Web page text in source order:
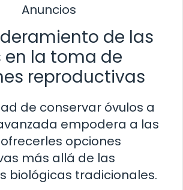
Anuncios
de las
en la toma de
reproductivas
de conservar óvulos a
empodera a las
opciones
más allá de las
biológicas tradicionales.